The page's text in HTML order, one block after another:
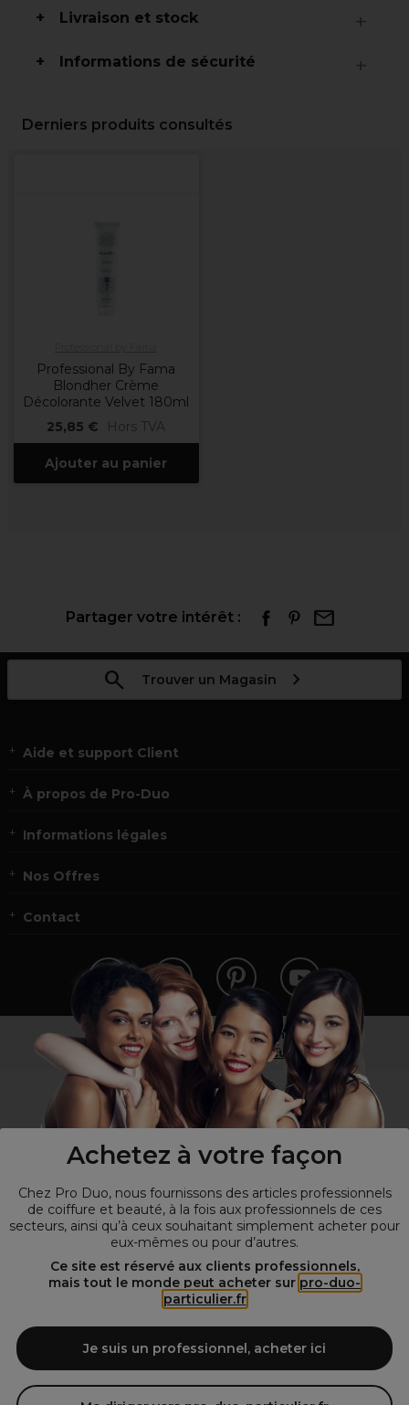
Achetez à votre façon
Chez Pro Duo, nous fournissons des articles professionnels
de coiffure et beauté, à la fois aux professionnels de ces
secteurs, ainsi qu’à ceux souhaitant simplement acheter pour
eux-mêmes ou pour d’autres.
Ce site est réservé aux clients professionnels,
mais tout le monde peut acheter sur pro-duo-
particulier.fr
Je suis un professionnel, acheter ici
Livraison et stock
Informations de sécurité
Derniers produits consultés
Professional By Fama
Blondher Crème
Décolorante Velvet 180ml
25,85 €
Hors TVA
Ajouter au panier
Partager votre intérêt :
Trouver un Magasin
Aide et support Client
À propos de Pro-Duo
Informations légales
Nos Offres
Contact
Vous n’êtes pas un professionnel ?
Visitez notre site pour les particuliers!
Spécialiste de la coiffure et de la beauté, nous vous proposons une
large sélection de produits professionnels pour la coiffure et
Duo le fournisseur incontournable des salons de coiffure et instituts
de beauté! Notre gamme de produits s’adresse également à tous ceux
qui sont à la recherche de produits et d'accessoires de coiffure et de
matériel esthétique de qualité.